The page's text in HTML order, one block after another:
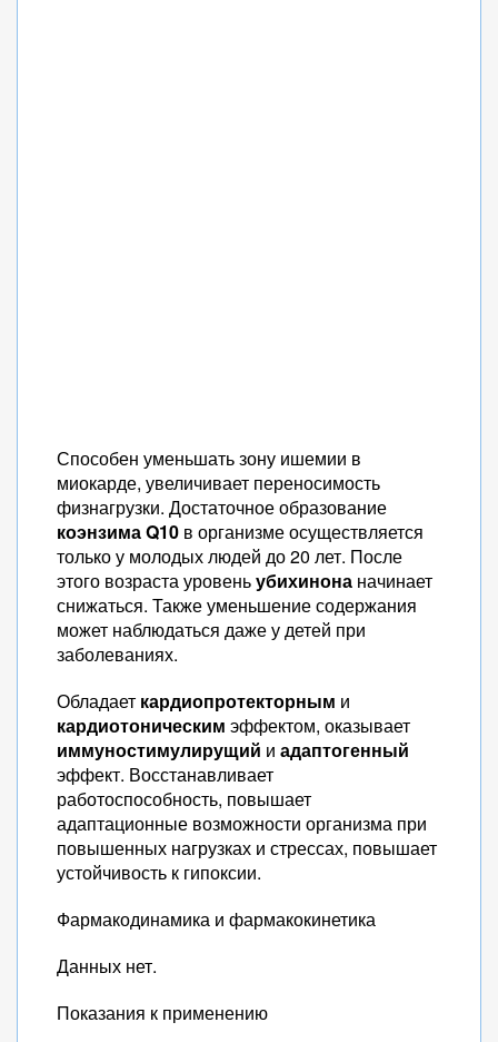
Способен уменьшать зону ишемии в
миокарде, увеличивает переносимость
физнагрузки. Достаточное образование
коэнзима Q10 в организме осуществляется
только у молодых людей до 20 лет. После
этого возраста уровеньубихинона начинает
снижаться. Также уменьшение содержания
может наблюдаться даже у детей при
заболеваниях.
Обладает кардиопротекторным и
кардиотоническим эффектом, оказывает
иммуностимулирущий и адаптогенный
эффект. Восстанавливает
работоспособность, повышает
адаптационные возможности организма при
повышенных нагрузках и стрессах, повышает
устойчивость к гипоксии.
Фармакодинамика и фармакокинетика
Данных нет.
Показания к применению